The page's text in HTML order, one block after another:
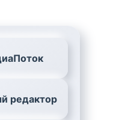
редактор